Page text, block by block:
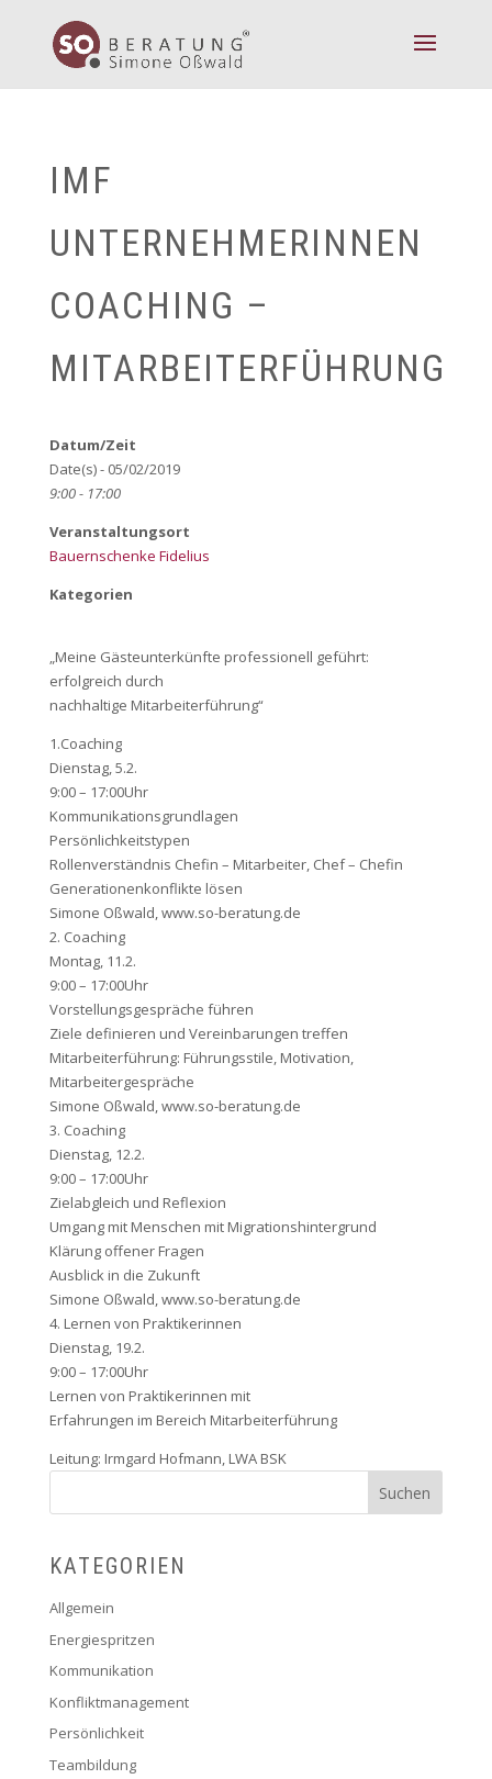
IMF
UNTERNEHMERINNEN
COACHING –
MITARBEITERFÜHRUNG
Datum/Zeit
Date(s) - 05/02/2019
9:00 - 17:00
Veranstaltungsort
Bauernschenke Fidelius
Kategorien
„Meine Gästeunterkünfte professionell geführt:
erfolgreich durch
nachhaltige Mitarbeiterführung“
1.Coaching
Dienstag, 5.2.
9:00 – 17:00Uhr
Kommunikationsgrundlagen
Persönlichkeitstypen
Rollenverständnis Chefin – Mitarbeiter, Chef – Chefin
Generationenkonflikte lösen
Simone Oßwald, www.so-beratung.de
2. Coaching
Montag, 11.2.
9:00 – 17:00Uhr
Vorstellungsgespräche führen
Ziele definieren und Vereinbarungen treffen
Mitarbeiterführung: Führungsstile, Motivation,
Mitarbeitergespräche
Simone Oßwald, www.so-beratung.de
3. Coaching
Dienstag, 12.2.
9:00 – 17:00Uhr
Zielabgleich und Reflexion
Umgang mit Menschen mit Migrationshintergrund
Klärung offener Fragen
Ausblick in die Zukunft
Simone Oßwald, www.so-beratung.de
4. Lernen von Praktikerinnen
Dienstag, 19.2.
9:00 – 17:00Uhr
Lernen von Praktikerinnen mit
Erfahrungen im Bereich Mitarbeiterführung
Leitung: Irmgard Hofmann, LWA BSK
KATEGORIEN
Allgemein
Energiespritzen
Kommunikation
Konfliktmanagement
Persönlichkeit
Teambildung